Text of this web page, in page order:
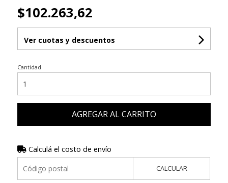
$102.263,62
Ver cuotas y descuentos
Cantidad
AGREGAR AL CARRITO
Calculá el costo de envío
CALCULAR